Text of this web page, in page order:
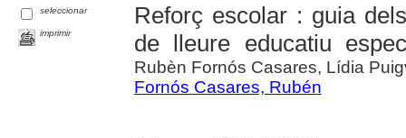
seleccionar
imprimir
Reforç escolar : guia
de lleure educatiu
Rubèn Fornós Casares, Lídia
Fornós Casares, Rubén